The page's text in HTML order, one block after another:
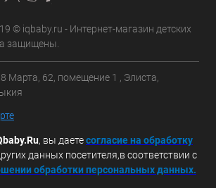
© iqbaby.ru - Интернет-магазин детских
защищены.
Марта, 62, помещение 1 , Элиста,
, вы даетесогласие на обработку
данных посетителя,в соответствии с
обработки персональных данных.